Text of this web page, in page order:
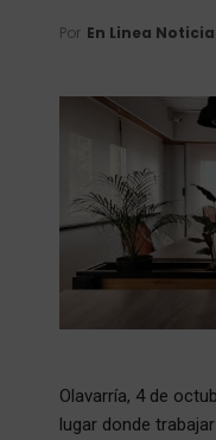
Por En Linea
Olavarría, 4 de
lugar donde